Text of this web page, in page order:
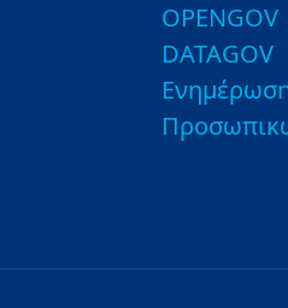
OPENGOV
DATAGOV